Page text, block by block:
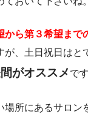
から第３希望まで
が、土日祝日はと
がオススメです
場所にあるサロン